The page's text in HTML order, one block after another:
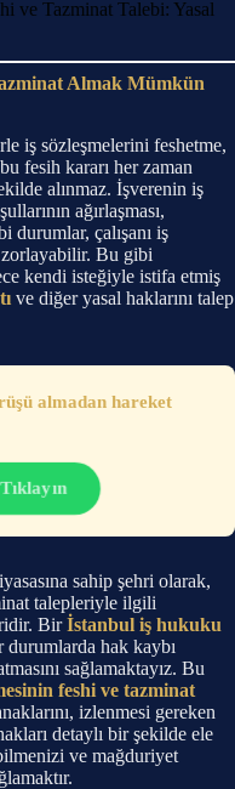
ve Tazminat Talebi: Yasal
Almak Mümkün
iş sözleşmelerini feshetme,
fesih kararı her zaman
alınmaz. İşverenin iş
ağırlaşması,
durumlar, çalışanı iş
zorlayabilir. Bu gibi
kendi isteğiyle istifa etmiş
ve diğer yasal haklarını talep
almadan hareket
sahip şehri olarak,
talepleriyle ilgili
Birİstanbul iş hukuku
hak kaybı
sağlamaktayız. Bu
feshi ve tazminat
izlenmesi gereken
detaylı bir şekilde ele
ve mağduriyet